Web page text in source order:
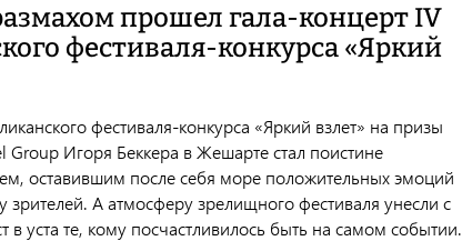
прошел гала-концерт IV
фестиваля-конкурса «Яркий
фестиваля-конкурса «Яркий взлет» на призы
Group Игоря Беккера в Жешарте стал поистине
оставившим после себя море положительных эмоций
зрителей. А атмосферу зрелищного фестиваля унесли с
в уста те, кому посчастливилось быть на самом событии.